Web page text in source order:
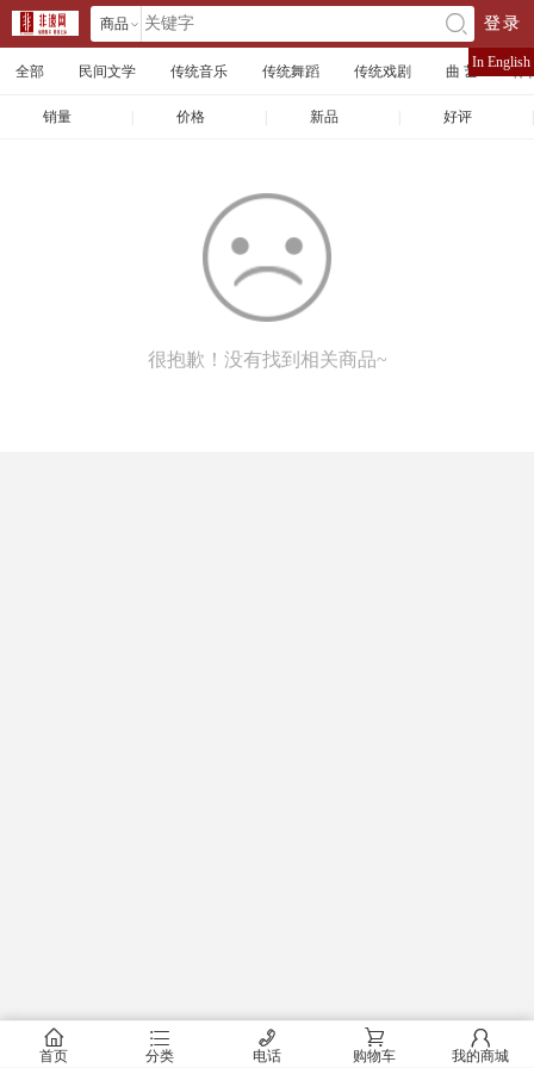
商品 󰄘 登录
全部 民间文学 传统音乐 传统舞蹈 传统戏剧 曲 艺 体
销量 价格 新品 好评
很抱歉！没有找到相关商品~
In English
󰂠
首页
󰂦
分类
󰄫
电话
󰂟
购物车
󰂢
我的商城